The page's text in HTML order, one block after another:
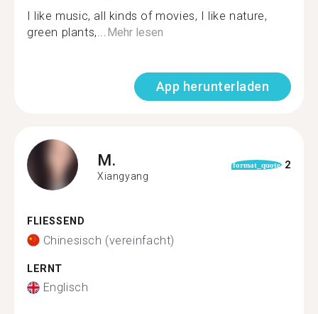
I like music, all kinds of movies, I like nature,
green plants,...Mehr lesen
App herunterladen
M.
Xiangyang
format_quote 2
FLIESSEND
Chinesisch (vereinfacht)
LERNT
Englisch